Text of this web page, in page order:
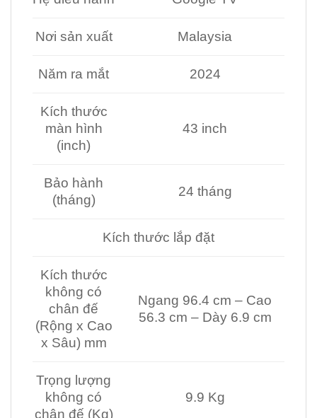
Nơi sản xuất Malaysia
Năm ra mắt 2024
Kích thước
màn hình
(inch)
43 inch
Bảo hành
(tháng)
24 tháng
Kích thước lắp đặt
Kích thước
không có
chân đế
(Rộng x Cao
x Sâu) mm
Ngang 96.4 cm – Cao
56.3 cm – Dày 6.9 cm
Trọng lượng
không có
chân đế (Kg)
9.9 Kg